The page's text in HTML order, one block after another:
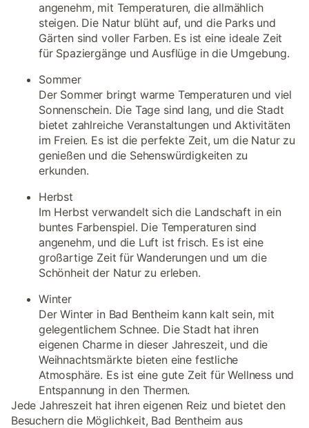
angenehm, mit Temperaturen, die allmählich
steigen. Die Natur blüht auf, und die Parks und
Gärten sind voller Farben. Es ist eine ideale Zeit
für Spaziergänge und Ausflüge in die Umgebung.
Sommer
Der Sommer bringt warme Temperaturen und viel
Sonnenschein. Die Tage sind lang, und die Stadt
bietet zahlreiche Veranstaltungen und Aktivitäten
im Freien. Es ist die perfekte Zeit, um die Natur zu
genießen und die Sehenswürdigkeiten zu
erkunden.
Herbst
Im Herbst verwandelt sich die Landschaft in ein
buntes Farbenspiel. Die Temperaturen sind
angenehm, und die Luft ist frisch. Es ist eine
großartige Zeit für Wanderungen und um die
Schönheit der Natur zu erleben.
Winter
Der Winter in Bad Bentheim kann kalt sein, mit
gelegentlichem Schnee. Die Stadt hat ihren
eigenen Charme in dieser Jahreszeit, und die
Weihnachtsmärkte bieten eine festliche
Atmosphäre. Es ist eine gute Zeit für Wellness und
Entspannung in den Thermen.
Jede Jahreszeit hat ihren eigenen Reiz und bietet den
Besuchern die Möglichkeit, Bad Bentheim aus